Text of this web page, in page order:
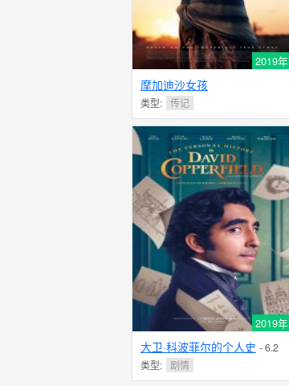
2019年
摩加迪沙女孩
类型: 传记
2019年
大卫·科波菲尔的个人史 - 6.2
分
类型: 剧情